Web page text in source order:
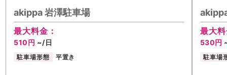
akippa 岩澤駐車場
最大料金：
510円 ~/日
駐車場形態 平置き
最大
530円
駐車場